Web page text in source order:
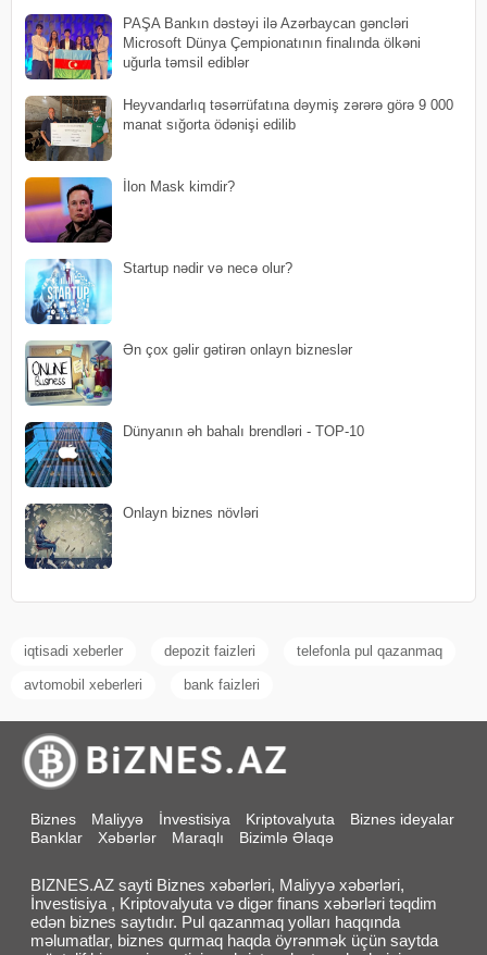
PAŞA Bankın dəstəyi ilə Azərbaycan gəncləri
Microsoft Dünya Çempionatının finalında ölkəni
uğurla təmsil ediblər
Heyvandarlıq təsərrüfatına dəymiş zərərə görə 9 000
manat sığorta ödənişi edilib
İlon Mask kimdir?
Startup nədir və necə olur?
Ən çox gəlir gətirən onlayn bizneslər
Dünyanın əh bahalı brendləri - TOP-10
Onlayn biznes növləri
iqtisadi xeberler depozit faizleri telefonla pul qazanmaq
avtomobil xeberleri bank faizleri
Biznes Maliyyə İnvestisiya Kriptovalyuta
Biznes ideyalar
Banklar
Xəbərlər Maraqlı Bizimlə Əlaqə
BIZNES.AZ sayti Biznes xəbərləri, Maliyyə xəbərləri,
İnvestisiya , Kriptovalyuta və digər finans xəbərləri təqdim
edən biznes saytıdır. Pul qazanmaq yolları haqqında
məlumatlar, biznes qurmaq haqda öyrənmək üçün saytda